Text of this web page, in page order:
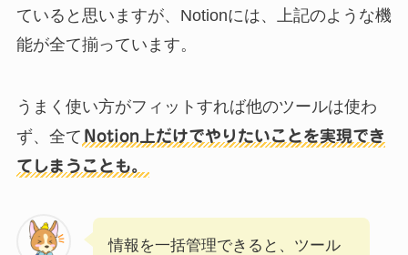
ていると思いますが、Notionには、上記のような機
能が全て揃っています。
うまく使い方がフィットすれば他のツールは使わ
ず、全て Notion上だけでやりたいことを実現でき
てしまうことも。
情報を一括管理できると、ツール